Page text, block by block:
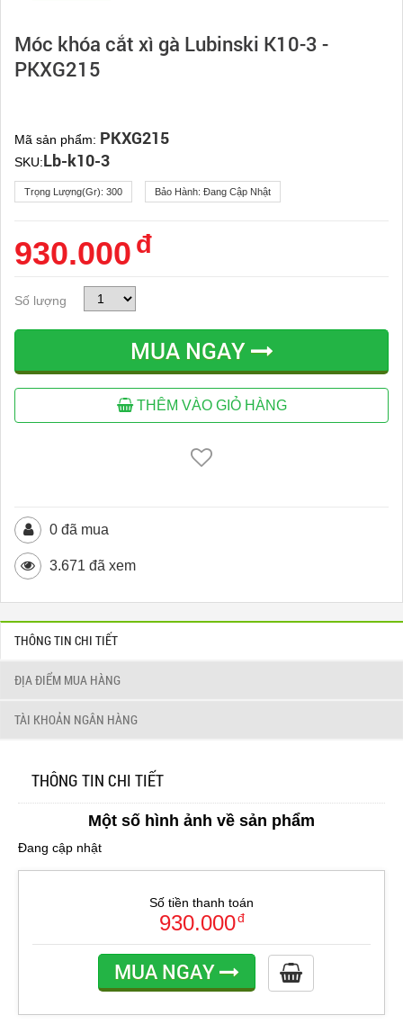
Móc khóa cắt xì gà Lubinski K10-3 -
PKXG215
Mã sản phẩm: PKXG215
SKU:Lb-k10-3
Trọng Lượng(gr): 300 Bảo Hành: Đang Cập Nhật
930.000 đ
Số lượng
MUA NGAY
THÊM VÀO GIỎ HÀNG
0 đã mua
3.671 đã xem
THÔNG TIN CHI TIẾT
ĐỊA ĐIỂM MUA HÀNG
TÀI KHOẢN NGÂN HÀNG
THÔNG TIN CHI TIẾT
Một số hình ảnh về sản phẩm
Đang cập nhật
Số tiền thanh toán
930.000đ
MUA NGAY